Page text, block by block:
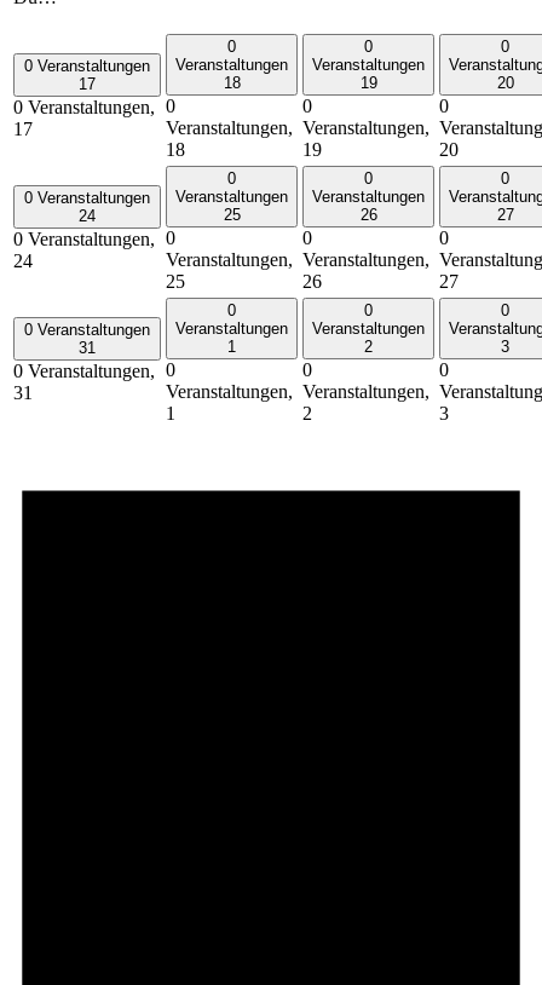
0 Veranstaltungen
17
0 Veranstaltungen,
17
0
Veranstaltungen
18
0
Veranstaltungen,
18
0
Veranstaltungen
19
0
Veranstaltungen,
19
0
20
0
20
0 Veranstaltungen
24
0 Veranstaltungen,
24
0
Veranstaltungen
25
0
Veranstaltungen,
25
0
Veranstaltungen
26
0
Veranstaltungen,
26
0
27
0
27
0 Veranstaltungen
31
0 Veranstaltungen,
31
0
Veranstaltungen
1
0
Veranstaltungen,
1
0
Veranstaltungen
2
0
Veranstaltungen,
2
0
3
0
3